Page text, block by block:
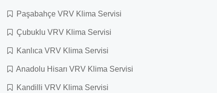
Paşabahçe VRV Klima Servisi
Çubuklu VRV Klima Servisi
Kanlıca VRV Klima Servisi
Anadolu Hisarı VRV Klima Servisi
Kandilli VRV Klima Servisi